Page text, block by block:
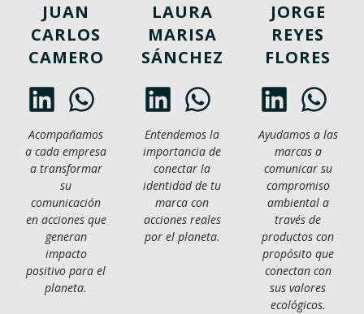
JUAN
CARLOS
CAMERO
Acompañamos
a cada empresa
a transformar
su
comunicación
en acciones que
generan
impacto
positivo para el
planeta.
LAURA
MARISA
SÁNCHEZ
Entendemos la
importancia de
conectar la
identidad de tu
marca con
acciones reales
por el planeta.
JORGE
REYES
FLORES
Ayudamos a las
marcas a
comunicar su
compromiso
ambiental a
través de
productos con
propósito que
conectan con
sus valores
ecológicos.